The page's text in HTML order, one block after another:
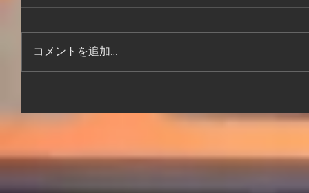
コメントを追加…